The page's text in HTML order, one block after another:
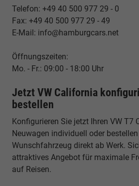
Telefon: +49 40 500 977 29 - 0
Fax: +49 40 500 977 29 - 49
E-Mail: info@hamburgcars.net
Öffnungszeiten:
Mo. - Fr.: 09:00 - 18:00 Uhr
Jetzt VW California
bestellen
Konfigurieren Sie jetzt Ihren VW T7
Neuwagen individuell oder
Wunschfahrzeug direkt ab Werk.
attraktives Angebot für maximale
auf Reisen.